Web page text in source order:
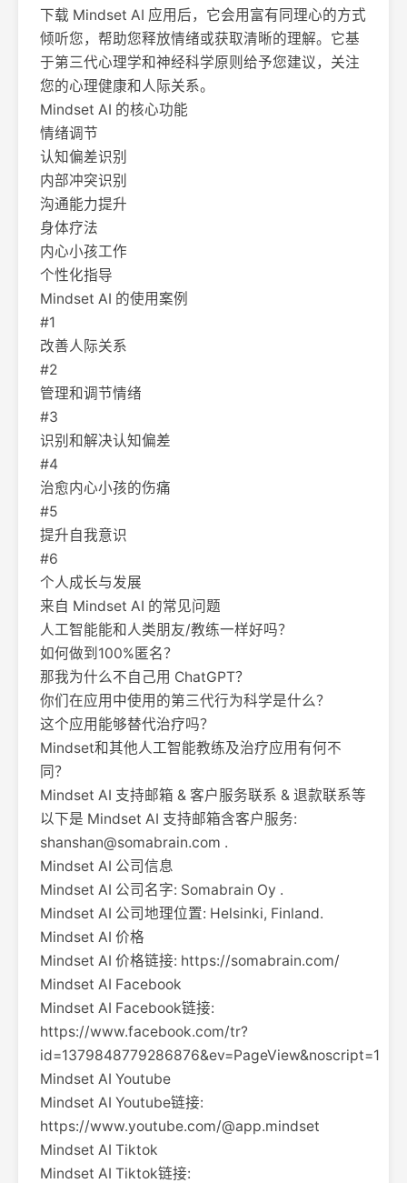
下载 Mindset AI 应用后，它会用富有同理心的方式
倾听您，帮助您释放情绪或获取清晰的理解。它基
于第三代心理学和神经科学原则给予您建议，关注
您的心理健康和人际关系。
Mindset AI 的核心功能
情绪调节
认知偏差识别
内部冲突识别
沟通能力提升
身体疗法
内心小孩工作
个性化指导
Mindset AI 的使用案例
#1
改善人际关系
#2
管理和调节情绪
#3
识别和解决认知偏差
#4
治愈内心小孩的伤痛
#5
提升自我意识
#6
个人成长与发展
来自 Mindset AI 的常见问题
人工智能能和人类朋友/教练一样好吗？
如何做到100%匿名？
那我为什么不自己用 ChatGPT？
你们在应用中使用的第三代行为科学是什么？
这个应用能够替代治疗吗？
Mindset和其他人工智能教练及治疗应用有何不
同？
Mindset AI 支持邮箱 & 客户服务联系 & 退款联系等
以下是 Mindset AI 支持邮箱含客户服务:
shanshan@somabrain.com .
Mindset AI 公司信息
Mindset AI 公司名字: Somabrain Oy .
Mindset AI 公司地理位置: Helsinki, Finland.
Mindset AI 价格
Mindset AI 价格链接: https://somabrain.com/
Mindset AI Facebook
Mindset AI Facebook链接:
https://www.facebook.com/tr?
id=1379848779286876&ev=PageView&noscript=1
Mindset AI Youtube
Mindset AI Youtube链接:
https://www.youtube.com/@app.mindset
Mindset AI Tiktok
Mindset AI Tiktok链接: